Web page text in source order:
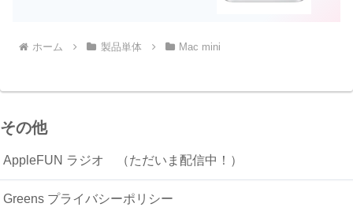
ホーム 製品単体 Mac mini
その他
AppleFUN ラジオ （ただいま配信中！）
Greens プライバシーポリシー